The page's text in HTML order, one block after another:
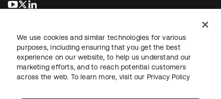
新しいタブで開く
新しいタブで開く
法務プライバシーポリシーサイト利用規約セキュリティ
We use cookies and similar technologies for various
purposes, including ensuring that you get the best
experience on our website, to help us understand our
marketing efforts, and to reach potential customers
across the web. To learn more, visit our Privacy Policy